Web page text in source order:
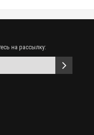
на рассылку: